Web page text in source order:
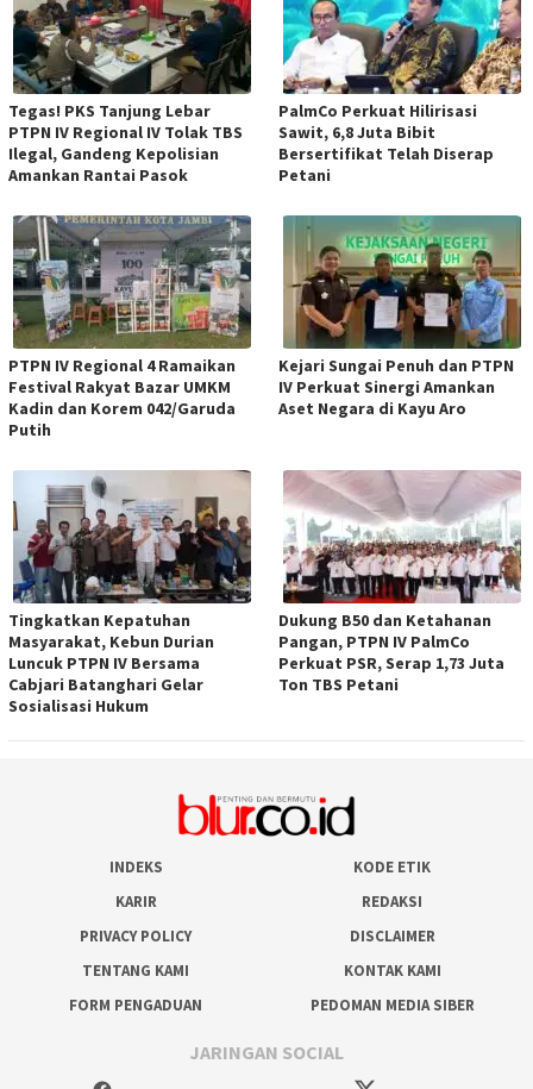
Tegas! PKS Tanjung Lebar
PTPN IV Regional IV Tolak TBS
Ilegal, Gandeng Kepolisian
Amankan Rantai Pasok
PalmCo Perkuat Hilirisasi
Sawit, 6,8 Juta Bibit
Bersertifikat Telah Diserap
Petani
PTPN IV Regional 4 Ramaikan
Festival Rakyat Bazar UMKM
Kadin dan Korem 042/Garuda
Putih
Kejari Sungai Penuh dan PTPN
IV Perkuat Sinergi Amankan
Aset Negara di Kayu Aro
Tingkatkan Kepatuhan
Masyarakat, Kebun Durian
Luncuk PTPN IV Bersama
Cabjari Batanghari Gelar
Sosialisasi Hukum
Dukung B50 dan Ketahanan
Pangan, PTPN IV PalmCo
Perkuat PSR, Serap 1,73 Juta
Ton TBS Petani
INDEKS
KODE ETIK
KARIR
REDAKSI
PRIVACY POLICY
DISCLAIMER
TENTANG KAMI
KONTAK KAMI
FORM PENGADUAN
PEDOMAN MEDIA SIBER
JARINGAN SOCIAL